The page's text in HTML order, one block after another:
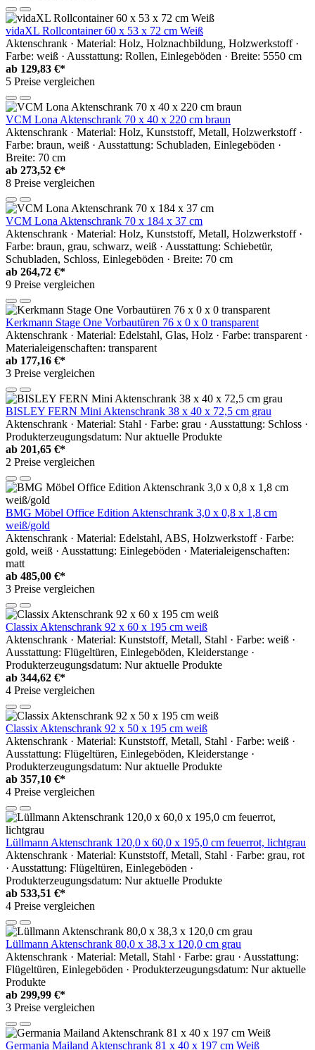
vidaXL Rollcontainer 60 x 53 x 72 cm Weiß
Aktenschrank · Material: Holz, Holznachbildung, Holzwerkstoff ·
Farbe: weiß · Ausstattung: Rollen, Einlegeböden · Breite: 5550 cm
ab 129,83 €*
5 Preise vergleichen
VCM Lona Aktenschrank 70 x 40 x 220 cm braun
Aktenschrank · Material: Holz, Kunststoff, Metall, Holzwerkstoff ·
Farbe: braun, weiß · Ausstattung: Schubladen, Einlegeböden ·
Breite: 70 cm
ab 273,52 €*
8 Preise vergleichen
VCM Lona Aktenschrank 70 x 184 x 37 cm
Aktenschrank · Material: Holz, Kunststoff, Metall, Holzwerkstoff ·
Farbe: braun, grau, schwarz, weiß · Ausstattung: Schiebetür,
Schubladen, Schloss, Einlegeböden · Breite: 70 cm
ab 264,72 €*
9 Preise vergleichen
Kerkmann Stage One Vorbautüren 76 x 0 x 0 transparent
Aktenschrank · Material: Edelstahl, Glas, Holz · Farbe: transparent ·
Materialeigenschaften: transparent
ab 177,16 €*
3 Preise vergleichen
BISLEY FERN Mini Aktenschrank 38 x 40 x 72,5 cm grau
Aktenschrank · Material: Stahl · Farbe: grau · Ausstattung: Schloss ·
Produkterzeugungsdatum: Nur aktuelle Produkte
ab 201,65 €*
2 Preise vergleichen
BMG Möbel Office Edition Aktenschrank 3,0 x 0,8 x 1,8 cm
weiß/gold
Aktenschrank · Material: Edelstahl, ABS, Holzwerkstoff · Farbe:
gold, weiß · Ausstattung: Einlegeböden · Materialeigenschaften:
matt
ab 485,00 €*
3 Preise vergleichen
Classix Aktenschrank 92 x 60 x 195 cm weiß
Aktenschrank · Material: Kunststoff, Metall, Stahl · Farbe: weiß ·
Ausstattung: Flügeltüren, Einlegeböden, Kleiderstange ·
Produkterzeugungsdatum: Nur aktuelle Produkte
ab 344,62 €*
4 Preise vergleichen
Classix Aktenschrank 92 x 50 x 195 cm weiß
Aktenschrank · Material: Kunststoff, Metall, Stahl · Farbe: weiß ·
Ausstattung: Flügeltüren, Einlegeböden, Kleiderstange ·
Produkterzeugungsdatum: Nur aktuelle Produkte
ab 357,10 €*
4 Preise vergleichen
Lüllmann Aktenschrank 120,0 x 60,0 x 195,0 cm feuerrot, lichtgrau
Aktenschrank · Material: Kunststoff, Metall, Stahl · Farbe: grau, rot
· Ausstattung: Flügeltüren, Einlegeböden ·
Produkterzeugungsdatum: Nur aktuelle Produkte
ab 533,51 €*
4 Preise vergleichen
Lüllmann Aktenschrank 80,0 x 38,3 x 120,0 cm grau
Aktenschrank · Material: Metall, Stahl · Farbe: grau · Ausstattung:
Flügeltüren, Einlegeböden · Produkterzeugungsdatum: Nur aktuelle
Produkte
ab 299,99 €*
3 Preise vergleichen
Germania Mailand Aktenschrank 81 x 40 x 197 cm Weiß